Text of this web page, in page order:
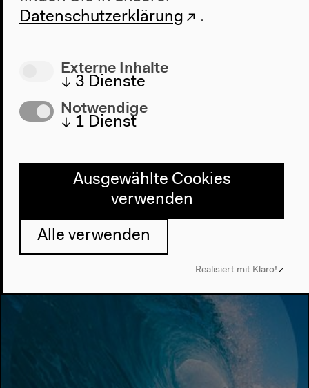
PARIS/BERLIN/MADRID
2013
New cinema and
contemporary art
Festival
Datenschutzerklärung
.
Externe Inhalte
↓ 3 Dienste
Notwendige
↓ 1 Dienst
Ausgewählte Cookies
verwenden
Alle verwenden
Realisiert mit Klaro!